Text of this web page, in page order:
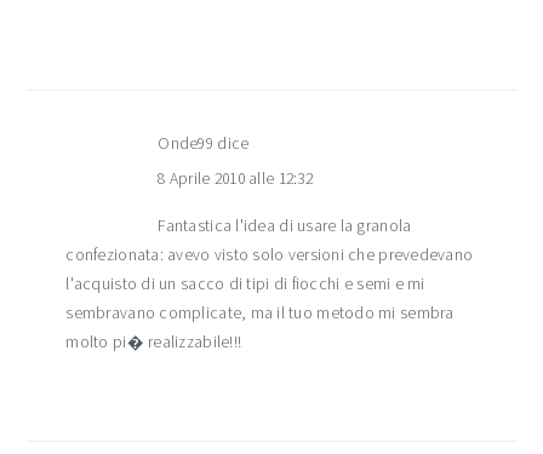
Onde99 dice
8 Aprile 2010 alle 12:32
Fantastica l'idea di usare la granola
confezionata: avevo visto solo versioni che prevedevano
l'acquisto di un sacco di tipi di fiocchi e semi e mi
sembravano complicate, ma il tuo metodo mi sembra
molto pi� realizzabile!!!